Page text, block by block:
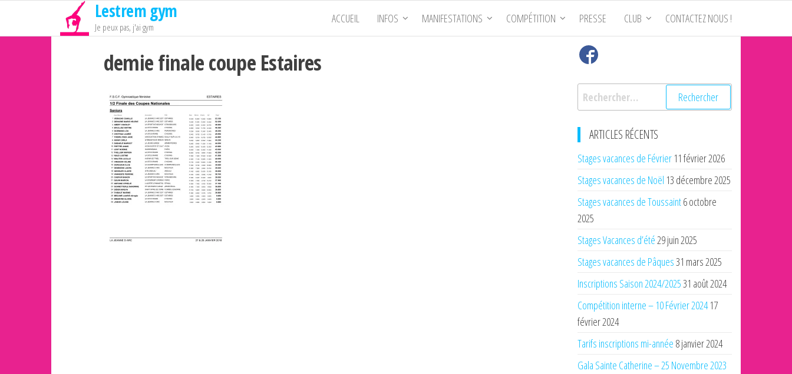
contenu
Lestrem gym
Je peux pas, j'ai gym
ACCUEIL INFOS MANIFESTATIONS COMPÉTITION PRESSE CLUB CONTACTEZ NOUS !
demie finale coupe Estaires
Rechercher :
ARTICLES RÉCENTS
Stages vacances de Février 11 février 2026
Stages vacances de Noël 13 décembre 2025
Stages vacances de Toussaint6 octobre
2025
Stages Vacances d’été29 juin 2025
Stages vacances de Pâques31 mars 2025
Inscriptions Saison 2024/202531 août 2024
Compétition interne – 10 Février 2024 17
février 2024
Tarifs inscriptions mi-année 8 janvier 2024
Gala Sainte Catherine – 25 Novembre 2023